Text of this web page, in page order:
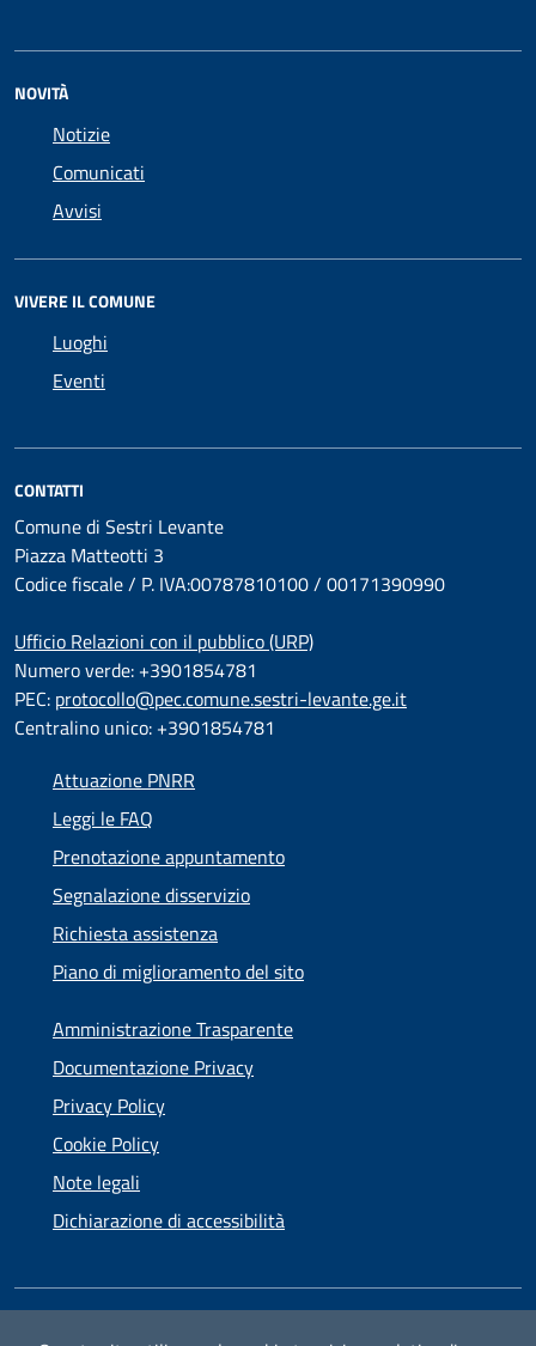
NOVITÀ
Notizie
Comunicati
Avvisi
VIVERE IL COMUNE
Luoghi
Eventi
CONTATTI
Comune di Sestri Levante
Piazza Matteotti 3
Codice fiscale / P. IVA:00787810100 / 00171390990
Ufficio Relazioni con il pubblico (URP)
Numero verde: +3901854781
PEC: protocollo@pec.comune.sestri-levante.ge.it
Centralino unico: +3901854781
Attuazione PNRR
Leggi le FAQ
Prenotazione appuntamento
Segnalazione disservizio
Richiesta assistenza
Piano di miglioramento del sito
Amministrazione Trasparente
Documentazione Privacy
Privacy Policy
Cookie Policy
Note legali
Dichiarazione di accessibilità